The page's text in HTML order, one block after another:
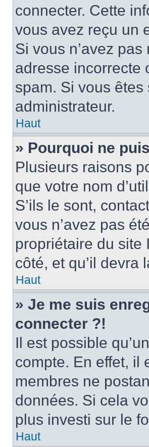
connecter. Cette
vous avez reçu un
Si vous n’avez
adresse incorrecte
spam. Si vous êtes
administrateur.
Haut
» Pourquoi ne
Plusieurs raisons
que votre nom
S’ils le sont,
vous n’avez pas
propriétaire du site
côté, et qu’il devra
Haut
» Je me suis
connecter ?!
Il est possible
compte. En effet, il
membres ne
données. Si cela
plus investi sur le
Haut